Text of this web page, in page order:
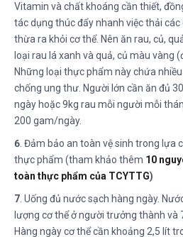
Vitamin và chất khoáng cần thiết,
tác dụng thúc đẩy nhanh việc thải
thừa ra khỏi cơ thể. Nên ăn rau, củ,
loại rau lá xanh và quả, củ màu vàng
Những loại thực phẩm này chứa
chống ung thư. Người lớn cần ăn đủ
ngày hoặc 9kg rau mỗi người mỗi
200 gam/ngày.
6. Đảm bảo an toàn vệ sinh trong lựa
thực phẩm (tham khảo thêm 10
toàn thực phẩm của TCYTTG)
7. Uống đủ nước sạch hàng ngày.
lượng cơ thể ở người trưởng thành và
Hàng ngày cơ thể cần khoảng 2,5 lít